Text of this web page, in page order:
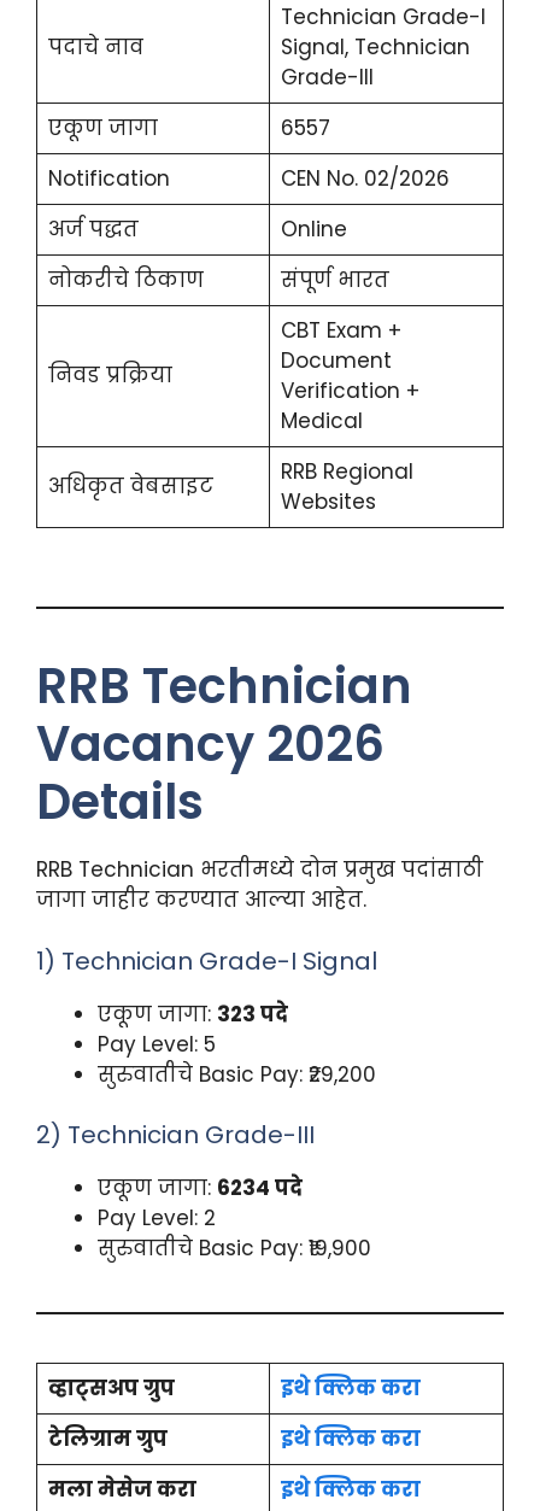
पदाचे नाव
Technician Grade-I
Signal, Technician
Grade-III
एकूण जागा
6557
Notification
CEN No. 02/2026
अर्ज पद्धत
Online
नोकरीचे ठिकाण
संपूर्ण भारत
निवड प्रक्रिया
CBT Exam +
Document
Verification +
Medical
अधिकृत वेबसाइट
RRB Regional
Websites
RRB Technician
Vacancy 2026
Details
RRB Technician भरतीमध्ये दोन प्रमुख पदांसाठी
जागा जाहीर करण्यात आल्या आहेत.
1) Technician Grade-I Signal
एकूण जागा: 323 पदे
Pay Level: 5
सुरुवातीचे Basic Pay: ₹29,200
2) Technician Grade-III
एकूण जागा: 6234 पदे
Pay Level: 2
सुरुवातीचे Basic Pay: ₹19,900
व्हाट्सअप ग्रुप
इथे क्लिक करा
टेलिग्राम ग्रुप
इथे क्लिक करा
मला मेसेज करा
इथे क्लिक करा